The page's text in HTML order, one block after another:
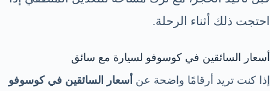
احتجت ذلك أثناء الرحلة.
أسعار السائقين في كوسوفو لسيارة مع سائق
إذا كنت تريد أرقامًا واضحة عن أسعار السائقين في كوسوفو